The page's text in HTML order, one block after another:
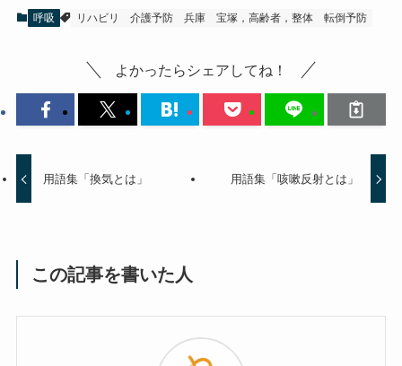
呼吸 リハビリ 介護予防 兵庫 宝塚，高齢者，整体 転倒予防
よかったらシェアしてね！
用語集「換気とは」 用語集「咳嗽反射とは」
この記事を書いた人